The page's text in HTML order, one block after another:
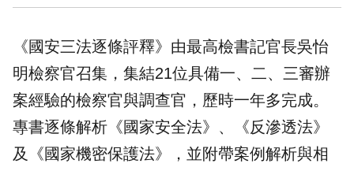
《國安三法逐條評釋》由最高檢書記官長吳怡
明檢察官召集，集結21位具備一、二、三審辦
案經驗的檢察官與調查官，歷時一年多完成。
專書逐條解析《國家安全法》、《反滲透法》
及《國家機密保護法》，並附帶案例解析與相